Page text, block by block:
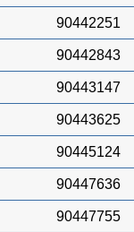
90442251
90442843
90443147
90443625
90445124
90447636
90447755